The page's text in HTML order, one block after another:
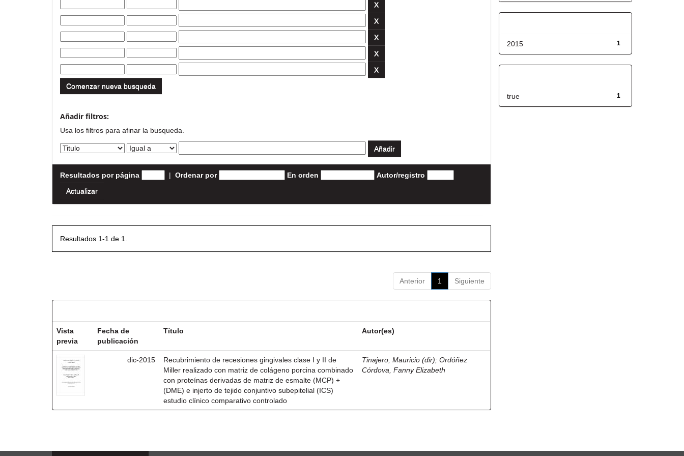
Comenzar nueva busqueda
Añadir filtros:
Usa los filtros para afinar la busqueda.
Resultados por página | Ordenar por En orden Autor/registro
Resultados 1-1 de 1.
Anterior 1 Siguiente
Vista
previa
Fecha de
publicación
Título Autor(es)
dic-2015
Recubrimiento de recesiones gingivales clase I y II de
Miller realizado con matriz de colágeno porcina combinado
con proteínas derivadas de matriz de esmalte (MCP) +
(DME) e injerto de tejido conjuntivo subepitelial (ICS)
estudio clínico comparativo controlado
Tinajero, Mauricio (dir);Ordóñez
Córdova, Fanny Elizabeth
1
2015
1
true